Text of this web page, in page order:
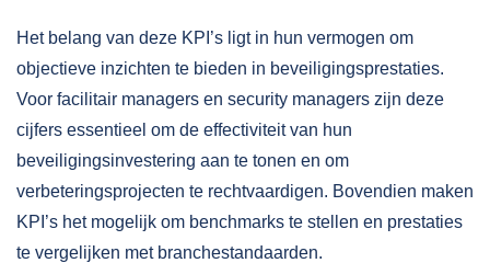
Het belang van deze KPI’s ligt in hun vermogen om
objectieve inzichten te bieden in beveiligingsprestaties.
Voor facilitair managers en security managers zijn deze
cijfers essentieel om de effectiviteit van hun
beveiligingsinvestering aan te tonen en om
verbeteringsprojecten te rechtvaardigen. Bovendien maken
KPI’s het mogelijk om benchmarks te stellen en prestaties
te vergelijken met branchestandaarden.